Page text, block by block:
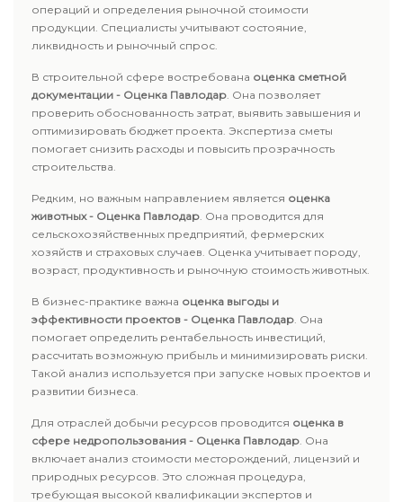
операций и определения рыночной стоимости
продукции. Специалисты учитывают состояние,
ликвидность и рыночный спрос.
В строительной сфере востребована оценка сметной
документации - Оценка Павлодар. Она позволяет
проверить обоснованность затрат, выявить завышения и
оптимизировать бюджет проекта. Экспертиза сметы
помогает снизить расходы и повысить прозрачность
строительства.
Редким, но важным направлением является оценка
животных - Оценка Павлодар. Она проводится для
сельскохозяйственных предприятий, фермерских
хозяйств и страховых случаев. Оценка учитывает породу,
возраст, продуктивность и рыночную стоимость животных.
В бизнес-практике важна оценка выгоды и
эффективности проектов - Оценка Павлодар. Она
помогает определить рентабельность инвестиций,
рассчитать возможную прибыль и минимизировать риски.
Такой анализ используется при запуске новых проектов и
развитии бизнеса.
Для отраслей добычи ресурсов проводится оценка в
сфере недропользования - Оценка Павлодар. Она
включает анализ стоимости месторождений, лицензий и
природных ресурсов. Это сложная процедура,
требующая высокой квалификации экспертов и